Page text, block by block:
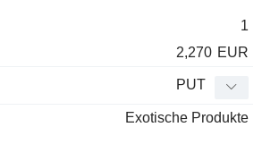
1
2,270 EUR
PUT
Exotische Produkte